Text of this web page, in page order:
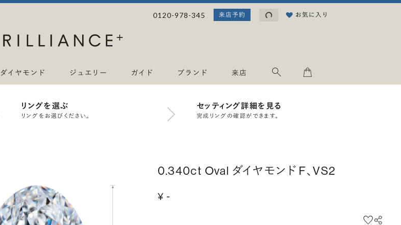
0120-978-345 来店予約 読み込み中...お気に入り
ダイヤモンド ジュエリー ガイド ブランド 来店
リングを選ぶ
リングをお選びください。
セッティング詳細を見る
完成リングの確認ができます。
0.340ct Oval ダイヤモンド F、VS2
¥ -